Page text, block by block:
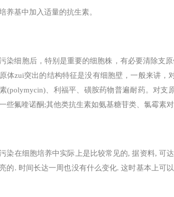
养基中加入适量的抗生素。
染细胞后，特别是重要的细胞株，有必要清除支
体zui突出的结构特征是没有细胞壁，一般来讲
(polymycin)、利福平、磺胺药物普遍耐药。对
些氟喹诺酮;其他类抗生素如氨基糖苷类、氯霉素
染在细胞培养中实际上是比较常见的, 据资料, 可
的. 时间长达一周也没有什么变化. 这时基本上可